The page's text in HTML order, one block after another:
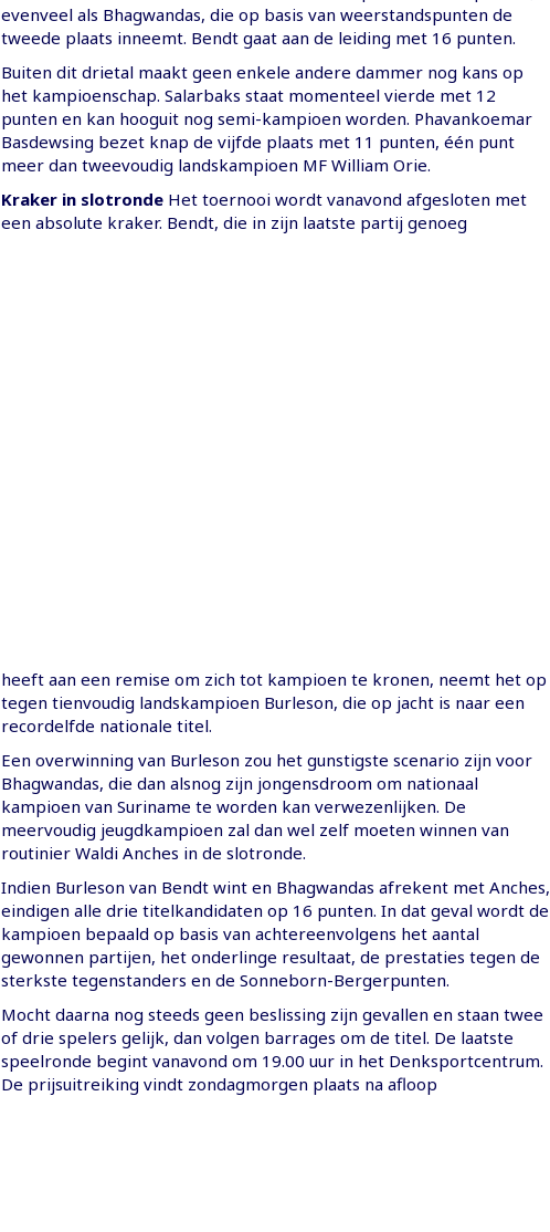
evenveel als Bhagwandas, die op basis van weerstandspunten de
tweede plaats inneemt. Bendt gaat aan de leiding met 16 punten.
Buiten dit drietal maakt geen enkele andere dammer nog kans op
het kampioenschap. Salarbaks staat momenteel vierde met 12
punten en kan hooguit nog semi-kampioen worden. Phavankoemar
Basdewsing bezet knap de vijfde plaats met 11 punten, één punt
meer dan tweevoudig landskampioen MF William Orie.
Kraker in slotrondeHet toernooi wordt vanavond afgesloten met
een absolute kraker. Bendt, die in zijn laatste partij genoeg
heeft aan een remise om zich tot kampioen te kronen, neemt het op
tegen tienvoudig landskampioen Burleson, die op jacht is naar een
recordelfde nationale titel.
Een overwinning van Burleson zou het gunstigste scenario zijn voor
Bhagwandas, die dan alsnog zijn jongensdroom om nationaal
kampioen van Suriname te worden kan verwezenlijken. De
meervoudig jeugdkampioen zal dan wel zelf moeten winnen van
routinier Waldi Anches in de slotronde.
Indien Burleson van Bendt wint en Bhagwandas afrekent met Anches,
eindigen alle drie titelkandidaten op 16 punten. In dat geval wordt de
kampioen bepaald op basis van achtereenvolgens het aantal
gewonnen partijen, het onderlinge resultaat, de prestaties tegen de
sterkste tegenstanders en de Sonneborn-Bergerpunten.
Mocht daarna nog steeds geen beslissing zijn gevallen en staan twee
of drie spelers gelijk, dan volgen barrages om de titel. De laatste
speelronde begint vanavond om 19.00 uur in het Denksportcentrum.
De prijsuitreiking vindt zondagmorgen plaats na afloop